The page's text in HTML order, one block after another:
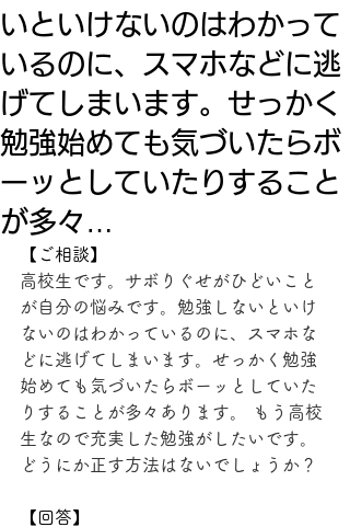
いといけないのはわかって
いるのに、スマホなどに逃
げてしまいます。せっかく
勉強始めても気づいたらボ
ーッとしていたりすること
が多々…
【ご相談】
高校生です。サボりぐせがひどいこと
が自分の悩みです。勉強しないといけ
ないのはわかっているのに、スマホな
どに逃げてしまいます。せっかく勉強
始めても気づいたらボーッとしていた
りすることが多々あります。 もう高校
生なので充実した勉強がしたいです。
どうにか正す方法はないでしょうか？
【回答】